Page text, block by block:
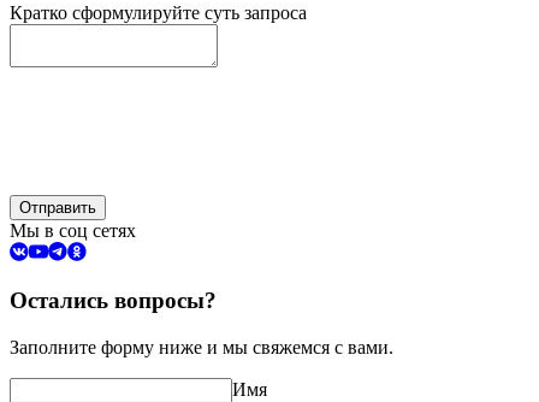
Кратко сформулируйте суть запроса
Отправить
Мы в соц сетях
Остались вопросы?
Заполните форму ниже и мы свяжемся с вами.
Имя